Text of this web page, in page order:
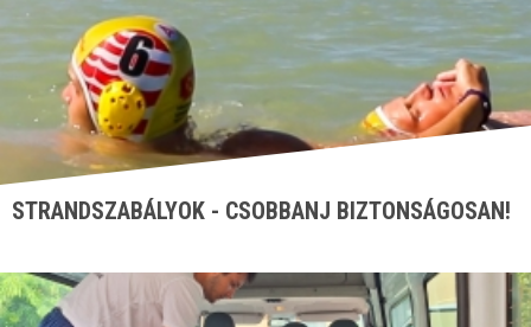
STRANDSZABÁLYOK - CSOBBANJ BIZTONSÁGOSAN!